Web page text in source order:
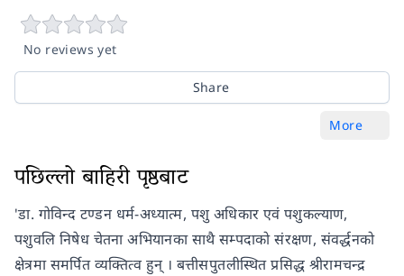
No reviews yet
Share
More
पछिल्लो बाहिरी पृष्ठबाट
'डा. गोविन्द टण्डन धर्म-अध्यात्म, पशु अधिकार एवं पशुकल्याण,
पशुवलि निषेध चेतना अभियानका साथै सम्पदाको संरक्षण, संवर्द्धनको
क्षेत्रमा समर्पित व्यक्तित्व हुन् । बत्तीसपुतलीस्थित प्रसिद्ध श्रीरामचन्द्र